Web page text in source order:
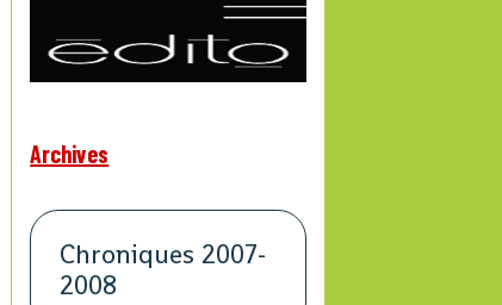
Archives
Chroniques 2007-
2008